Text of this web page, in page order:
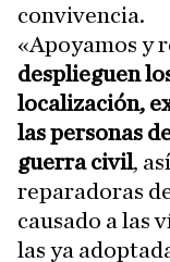
convivencia.
«Apoyamos y
desplieguen
localización,
las personas
guerra civil,
reparadoras
causado a las
las ya